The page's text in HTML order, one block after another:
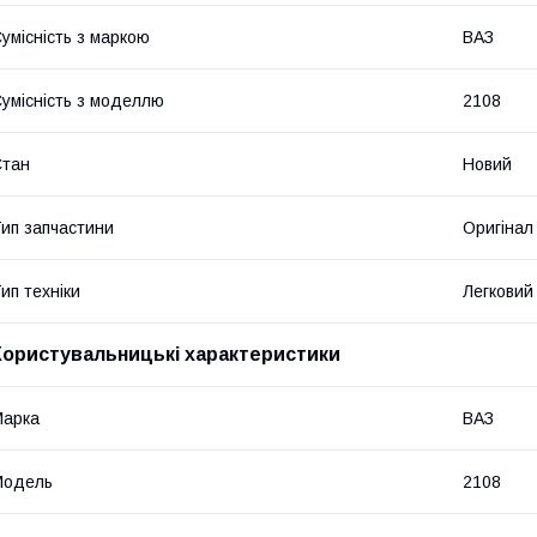
з маркою ВАЗ
з моделлю 2108
Новий
запчастини Оригінал
техніки
характеристики
ВАЗ
2108